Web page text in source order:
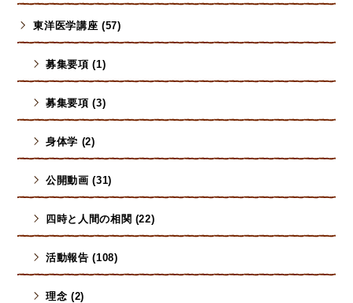
東洋医学講座 (57)
募集要項 (1)
募集要項 (3)
身体学 (2)
公開動画 (31)
四時と人間の相関 (22)
活動報告 (108)
理念 (2)